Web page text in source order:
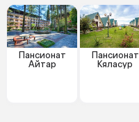
Пансионат
Айтар
Пансионат
Кяласур